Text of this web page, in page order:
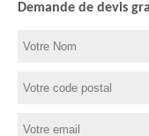
Demande de devis